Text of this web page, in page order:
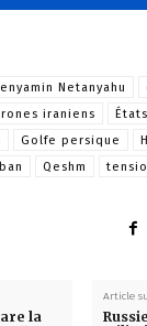
Netanyahu
iraniens
Golfe persique
Qeshm
la
Article